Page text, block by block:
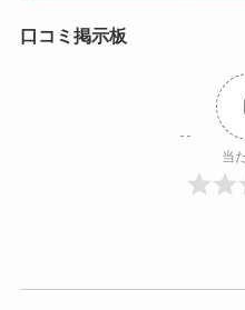
口コミ掲示板
当